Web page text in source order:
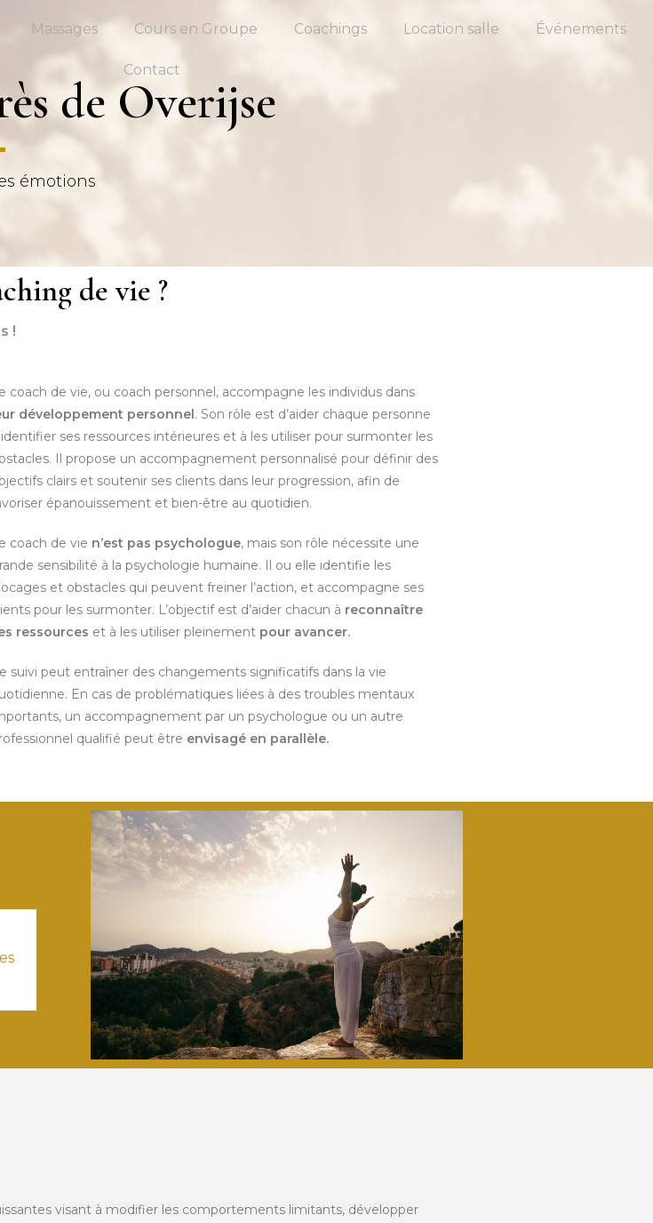
Massages Cours en Groupe Coachings Location salle Événements
Contact
de Overijse
émotions
de vie ?
!
coach de vie, ou coach personnel, accompagne les individus dans
développement personnel. Son rôle est d’aider chaque personne
identifier ses ressources intérieures et à les utiliser pour surmonter les
Il propose un accompagnement personnalisé pour définir des
clairs et soutenir ses clients dans leur progression, afin de
épanouissement et bien-être au quotidien.
coach de vie n’est pas psychologue, mais son rôle nécessite une
sensibilité à la psychologie humaine. Il ou elle identifie les
et obstacles qui peuvent freiner l’action, et accompagne ses
pour les surmonter. L’objectif est d’aider chacun à reconnaître
ressources et à les utiliser pleinement pour avancer.
suivi peut entraîner des changements significatifs dans la vie
En cas de problématiques liées à des troubles mentaux
un accompagnement par un psychologue ou un autre
qualifié peut être envisagé en parallèle.
visant à modifier les comportements limitants, développer